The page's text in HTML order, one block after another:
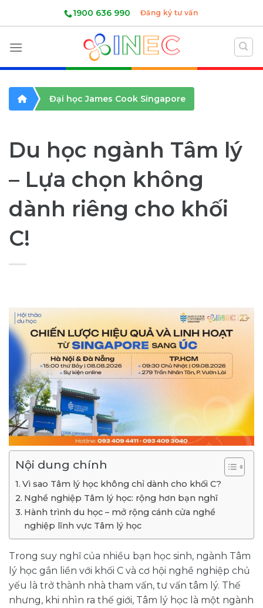
1900 636 990 Đăng ký tư vấn
Đại học James Cook Singapore
Du học ngành Tâm lý
– Lựa chọn không
dành riêng cho khối
C!
Nội dung chính
Vì sao Tâm lý học không chỉ dành cho khối C?
Nghề nghiệp Tâm lý học: rộng hơn bạn nghĩ
Hành trình du học – mở rộng cánh cửa nghề
nghiệp lĩnh vực Tâm lý học
Trong suy nghĩ của nhiều bạn học sinh, ngành Tâm
lý học gắn liền với khối C và cơ hội nghề nghiệp chủ
yếu là trở thành nhà tham vấn, tư vấn tâm lý. Thế
nhưng, khi nhìn ra thế giới, Tâm lý học là một ngành